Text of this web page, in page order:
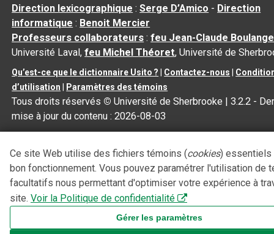
Direction lexicographique :Serge D’Amico - Direction
informatique : Benoit Mercier
Professeurs collaborateurs :feu Jean-Claude
Université Laval,feu Michel Théoret, Université de
Qu’est-ce que le dictionnaire Usito ? | Contactez-nous |
d’utilisation | Paramètres des témoins
Tous droits réservés © Université de Sherbrooke |3.2.2 -
mise à jour du contenu :2026-08-03
Ce site Web utilise des fichiers témoins (cookies) essentiels
bon fonctionnement. Vous pouvez paramétrer l'utilisation de
facultatifs nous permettant d'optimiser votre expérience à
site. Voir la Politique de confidentialité
Gérer les paramètres